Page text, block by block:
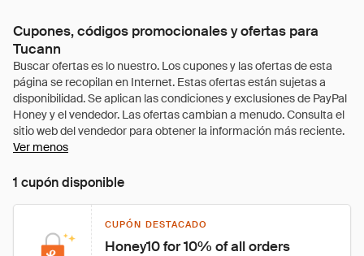
Cupones, códigos promocionales y ofertas para
Tucann
Ver menos
1 cupón disponible
CUPÓN DESTACADO
Honey10 for 10% of all orders